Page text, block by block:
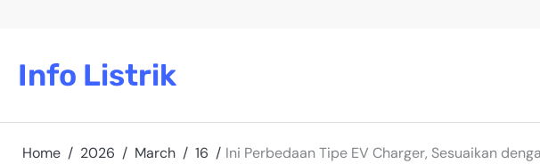
Info Listrik
Home 2026 March 16 Ini Perbedaan Tipe EV Charger, Sesuaikan